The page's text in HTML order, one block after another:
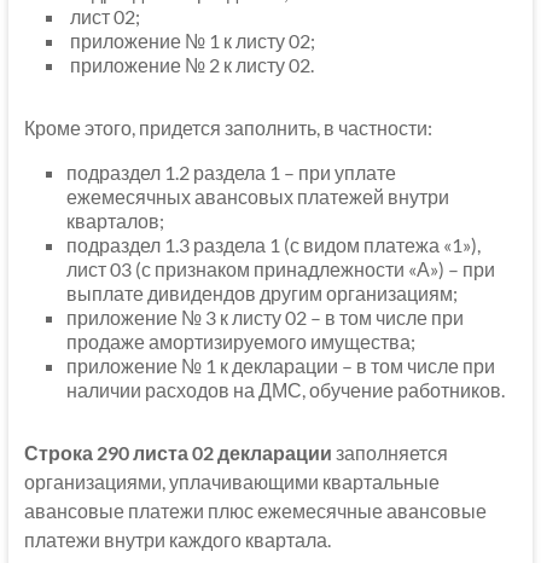
лист 02;
приложение № 1 к листу 02;
приложение № 2 к листу 02.
Кроме этого, придется заполнить, в частности:
подраздел 1.2 раздела 1 – при уплате
ежемесячных авансовых платежей внутри
кварталов;
подраздел 1.3 раздела 1 (с видом платежа «1»),
лист 03 (с признаком принадлежности «А») – при
выплате дивидендов другим организациям;
приложение № 3 к листу 02 – в том числе при
продаже амортизируемого имущества;
приложение № 1 к декларации – в том числе при
наличии расходов на ДМС, обучение работников.
Строка 290 листа 02 декларации заполняется
организациями, уплачивающими квартальные
авансовые платежи плюс ежемесячные авансовые
платежи внутри каждого квартала.